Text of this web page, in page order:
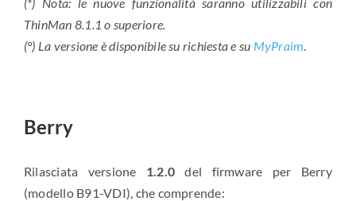
ThinMan 8.1.1 o superiore.
(°) La versione è disponibile su richiesta e su MyPraim
Berry
Rilasciata versione 1.2.0 del firmware per Berry
(modello B91-VDI), che comprende: